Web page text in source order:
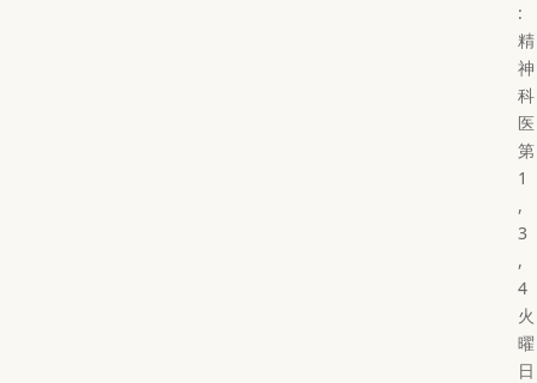
:
精
神
科
医
第
1
,
3
,
4
火
曜
日